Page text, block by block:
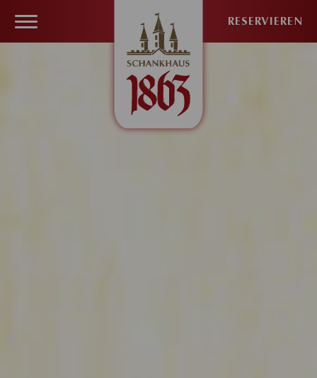
RESERVIEREN